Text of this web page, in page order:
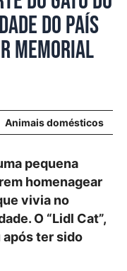
do País
memorial
Animais domésticos
pequena
homenagear
vivia no
O “Lidl Cat”,
ter sido